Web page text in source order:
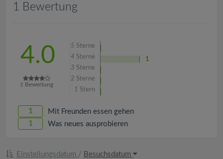
1 Bewertung
4.0
1 Bewertung
5 Sterne
4 Sterne
1
3 Sterne
2 Sterne
1 Stern
1 Mit Freunden essen gehen
1 Was neues ausprobieren
Einstellungsdatum / Besuchsdatum
g
a